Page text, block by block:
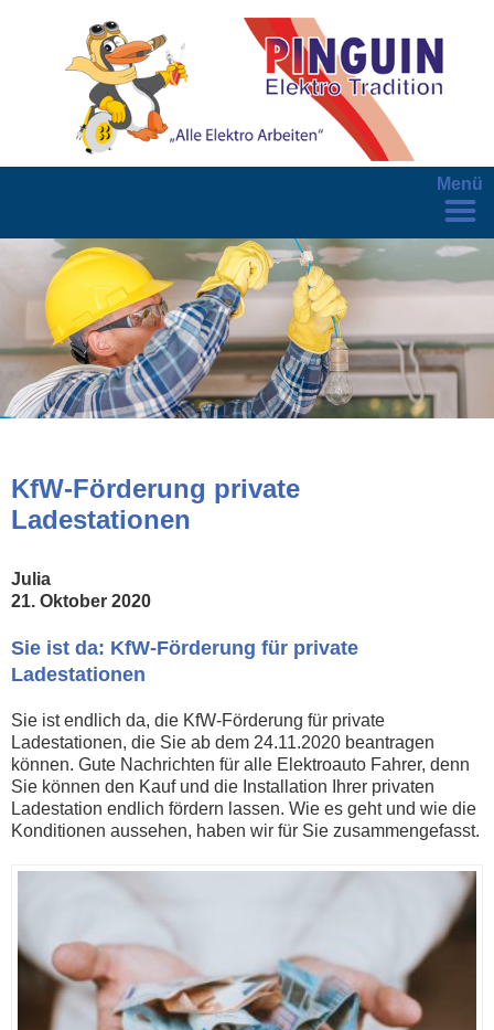
Menü
KfW-Förderung private
Ladestationen
Julia
21. Oktober 2020
Sie ist da: KfW-Förderung für private
Ladestationen
Sie ist endlich da, die KfW-Förderung für private
Ladestationen, die Sie ab dem 24.11.2020 beantragen
können. Gute Nachrichten für alle Elektroauto Fahrer, denn
Sie können den Kauf und die Installation Ihrer privaten
Ladestation endlich fördern lassen. Wie es geht und wie die
Konditionen aussehen, haben wir für Sie zusammengefasst.